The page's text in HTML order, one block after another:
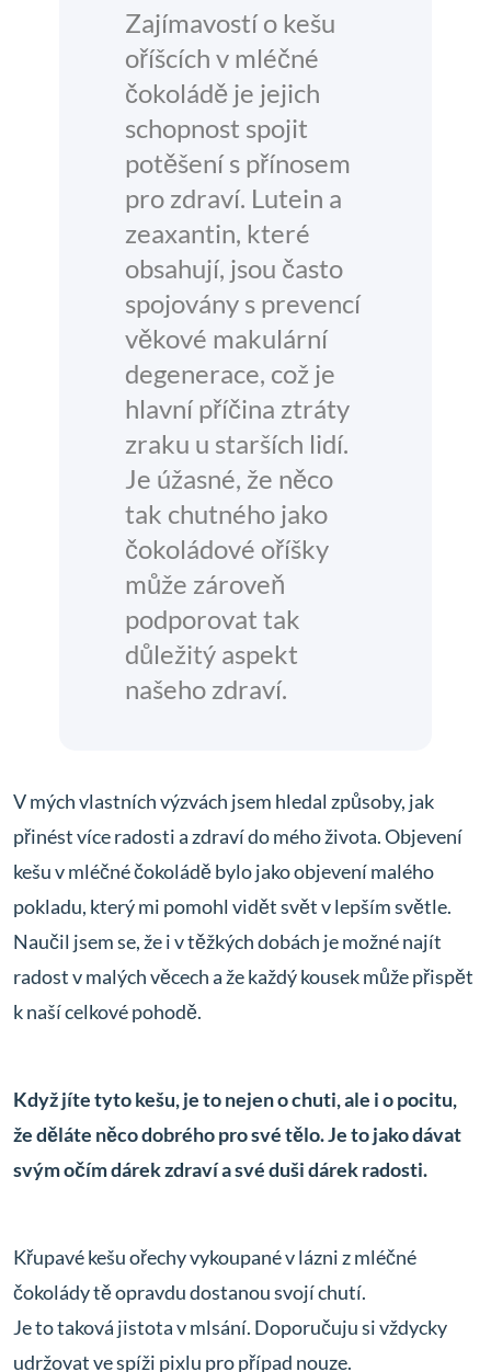
Zajímavostí o kešu
oříšcích v mléčné
čokoládě je jejich
schopnost spojit
potěšení s přínosem
pro zdraví. Lutein a
zeaxantin, které
obsahují, jsou často
spojovány s prevencí
věkové makulární
degenerace, což je
hlavní příčina ztráty
zraku u starších lidí.
Je úžasné, že něco
tak chutného jako
čokoládové oříšky
může zároveň
podporovat tak
důležitý aspekt
našeho zdraví.
V mých vlastních výzvách jsem hledal způsoby, jak
přinést více radosti a zdraví do mého života. Objevení
kešu v mléčné čokoládě bylo jako objevení malého
pokladu, který mi pomohl vidět svět v lepším světle.
Naučil jsem se, že i v těžkých dobách je možné najít
radost v malých věcech a že každý kousek může přispět
k naší celkové pohodě.
Když jíte tyto kešu, je to nejen o chuti, ale i o pocitu,
že děláte něco dobrého pro své tělo. Je to jako dávat
svým očím dárek zdraví a své duši dárek radosti.
Křupavé kešu ořechy vykoupané v lázni z mléčné
čokolády tě opravdu dostanou svojí chutí.
Je to taková jistota v mlsání. Doporučuju si vždycky
udržovat ve spíži pixlu pro případ nouze.